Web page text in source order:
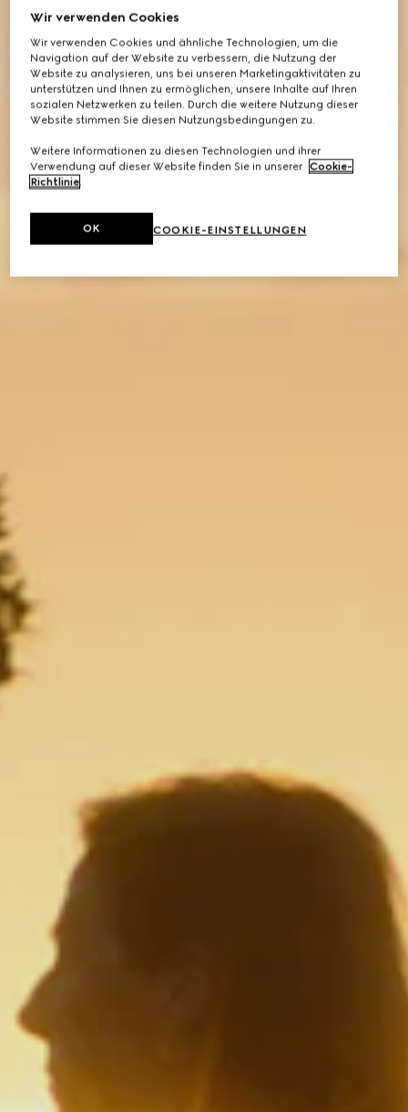
Wir verwenden Cookies
Wir verwenden Cookies und ähnliche Technologien, um die
Navigation auf der Website zu verbessern, die Nutzung der
Website zu analysieren, uns bei unseren Marketingaktivitäten zu
unterstützen und Ihnen zu ermöglichen, unsere Inhalte auf Ihren
sozialen Netzwerken zu teilen. Durch die weitere Nutzung dieser
Website stimmen Sie diesen Nutzungsbedingungen zu.
Weitere Informationen zu diesen Technologien und ihrer
Verwendung auf dieser Website finden Sie in unserer Cookie-
Richtlinie.
COOKIE-EINSTELLUNGEN
OK